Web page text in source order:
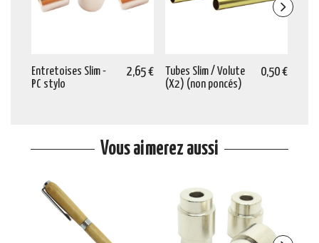
Entretoises Slim -
PC stylo
2,65 €
Tubes Slim / Volute
(X2) (non poncés)
0,50 €
Vous aimerez aussi